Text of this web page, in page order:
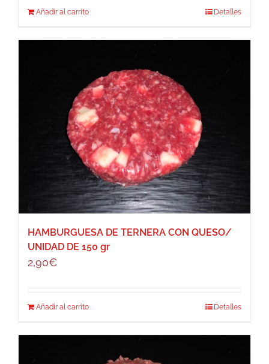
Añadir al carrito Detalles
HAMBURGUESA DE TERNERA CON QUESO/
UNIDAD DE 150 gr
2,90€
Añadir al carrito Detalles